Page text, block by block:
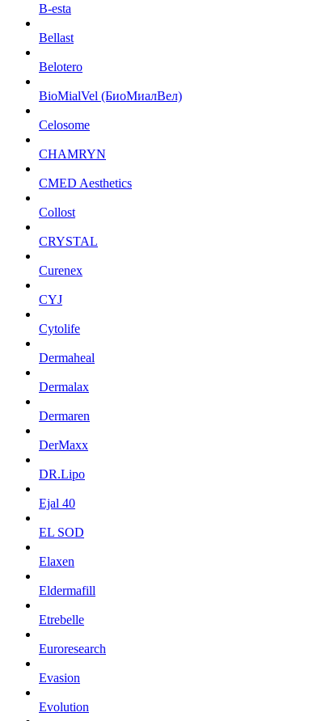
B-esta
Bellast
Belotero
BioMialVel (БиоМиалВел)
Celosome
CHAMRYN
CMED Aesthetics
Collost
CRYSTAL
Curenex
CYJ
Cytolife
Dermaheal
Dermalax
Dermaren
DerMaxx
DR.Lipo
Ejal 40
EL SOD
Elaxen
Eldermafill
Etrebelle
Euroresearch
Evasion
Evolution